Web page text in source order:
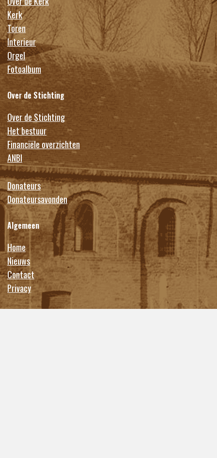
Kerk
Toren
Interieur
Orgel
Fotoalbum
Over de Stichting
Over de Stichting
Het bestuur
Financiële overzichten
ANBI
Donateurs
Donateursavonden
Algemeen
Home
Nieuws
Contact
Privacy